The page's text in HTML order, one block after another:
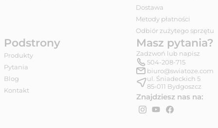
Dostawa
Metody płatności
Odbiór zużytego sprzętu
Podstrony
Produkty
Pytania
Blog
Kontakt
Masz pytania?
Zadzwoń lub napisz
504-208-715
biuro@swiatoze.com
ul. Śniadeckich 5
85-011 Bydgoszcz
Znajdziesz nas na: